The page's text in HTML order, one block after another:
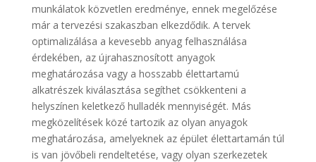
munkálatok közvetlen eredménye, ennek megelőzése
már a tervezési szakaszban elkezdődik. A tervek
optimalizálása a kevesebb anyag felhasználása
érdekében, az újrahasznosított anyagok
meghatározása vagy a hosszabb élettartamú
alkatrészek kiválasztása segíthet csökkenteni a
helyszínen keletkező hulladék mennyiségét. Más
megközelítések közé tartozik az olyan anyagok
meghatározása, amelyeknek az épület élettartamán túl
is van jövőbeli rendeltetése, vagy olyan szerkezetek